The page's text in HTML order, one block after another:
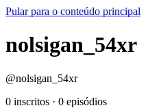
Pular para o conteúdo principal
nolsigan_54xr
@nolsigan_54xr
0 inscritos · 0 episódios